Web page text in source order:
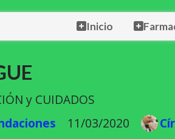
Inicio
y CUIDADOS
11/03/2020